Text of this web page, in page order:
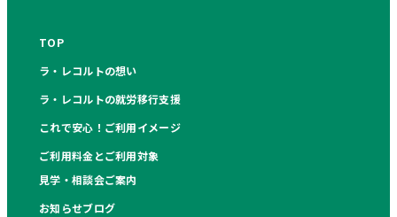
TOP
ラ・レコルトの想い
ラ・レコルトの就労移行支援
これで安心！ご利用イメージ
ご利用料金とご利用対象
見学・相談会ご案内
お知らせブログ